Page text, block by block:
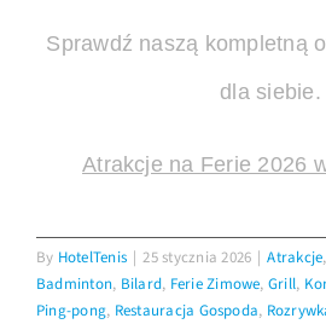
Sprawdź naszą kompletną
dla siebie.
Atrakcje na Ferie 2026
By HotelTenis | 25 stycznia 2026 | Atrakcje,
Badminton, Bilard, Ferie Zimowe, Grill,
Ping-pong, Restauracja Gospoda,